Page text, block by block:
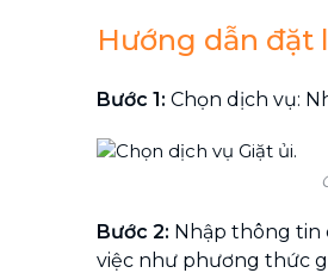
Hướng dẫn đặt
Bước 1: Chọn dịch vụ:
Bước 2: Nhập thông tin
việc như phương thức